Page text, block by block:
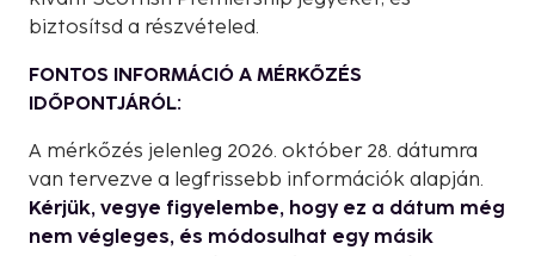
biztosítsd a részvételed.
FONTOS INFORMÁCIÓ A MÉRKŐZÉS
IDŐPONTJÁRÓL:
A mérkőzés jelenleg 2026. október 28. dátumra
van tervezve a legfrissebb információk alapján.
Kérjük, vegye figyelembe, hogy ez a dátum még
nem végleges, és módosulhat egy másik